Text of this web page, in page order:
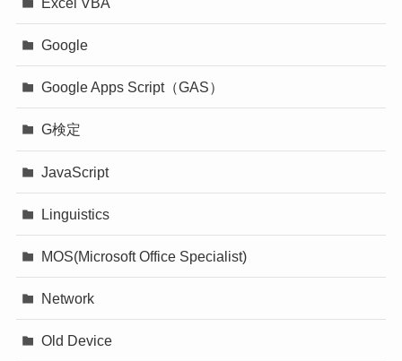
Google
Google Apps Script（GAS）
G検定
JavaScript
Linguistics
MOS(Microsoft Office Specialist)
Network
Old Device